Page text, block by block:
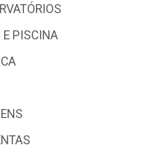
E PISCINA